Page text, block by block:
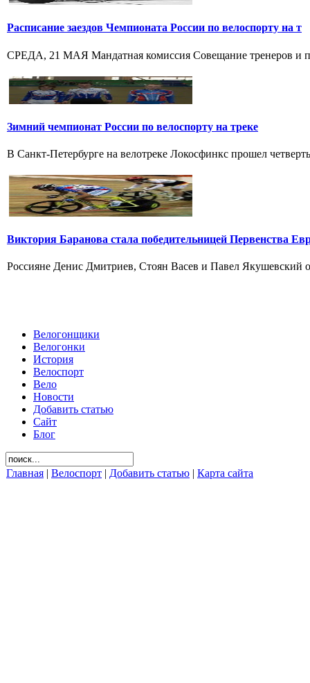
Расписание заездов Чемпионата России по велоспорту на т
СРЕДА, 21 МАЯ Мандатная комиссия Совещание тренеров и
Зимний чемпионат России по велоспорту на треке
В Санкт-Петербурге на велотреке Локосфинкс прошел
Виктория Баранова стала победительницей Первенства
Россияне Денис Дмитриев, Стоян Васев и Павел Якушевский
Велогонщики
Велогонки
История
Велоспорт
Вело
Новости
Добавить статью
Сайт
Блог
Главная | Велоспорт | Добавить статью | Карта сайта